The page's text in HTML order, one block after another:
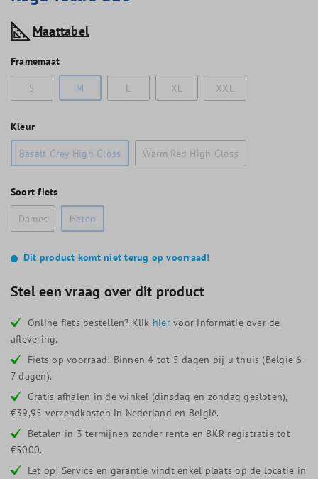
Maattabel
Framemaat
S
M L XL XXL
Kleur
Basalt Grey High Gloss
Warm Red High Gloss
Soort fiets
Dames
Heren
Dit product komt niet terug op voorraad!
Stel een vraag over dit product
Online fiets bestellen? Klik hiervoor informatie over de
aflevering.
Fiets op voorraad! Binnen 4 tot 5 dagen bij u thuis (België 6-
7 dagen).
Gratis afhalen in de winkel (dinsdag en zondag gesloten),
€39,95 verzendkosten in Nederland en België.
Betalen in 3 termijnen zonder rente en BKR registratie tot
€5000.
Let op! Service en garantie vindt enkel plaats op de locatie in